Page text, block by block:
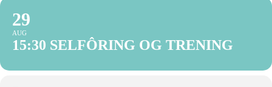
29
AUG
15:30 SELFÔRING OG TRENING